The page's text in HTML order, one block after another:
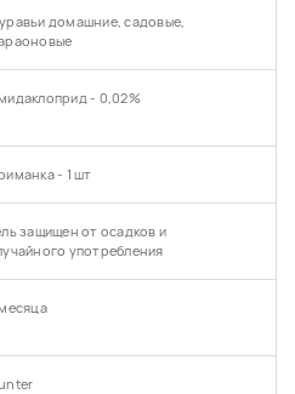
домашние, садовые,
- 0,02%
- 1 шт
защищен от осадков и
употребления